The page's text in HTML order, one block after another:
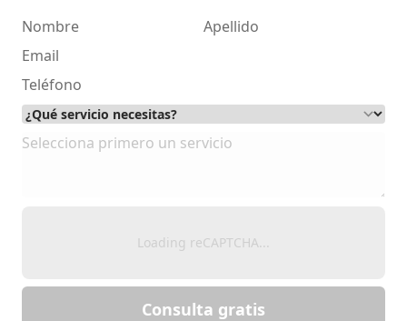
Loading reCAPTCHA...
Consulta gratis